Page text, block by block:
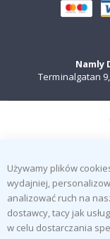
Namly
Terminalgatan
Używamy plików
wydajniej,
analizować ruch na
dostawcy, tacy jak
w celu dostarczania